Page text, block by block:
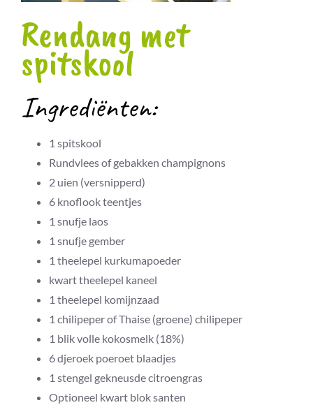
Rendang met
spitskool
Ingrediënten:
1 spitskool
Rundvlees of gebakken champignons
2 uien (versnipperd)
6 knoflook teentjes
1 snufje laos
1 snufje gember
1 theelepel kurkumapoeder
kwarttheelepel kaneel
1 theelepel komijnzaad
1 chilipeper of Thaise (groene) chilipeper
1 blikvolle kokosmelk (18%)
6djeroek poeroet blaadjes
1 stengel gekneusde citroengras
Optioneel kwart bloksanten